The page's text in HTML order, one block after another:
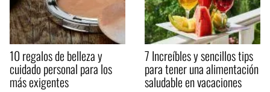
10 regalos de belleza y
cuidado personal para los
más exigentes
7 Increíbles y sencillos tips
para tener una alimentación
saludable en vacaciones